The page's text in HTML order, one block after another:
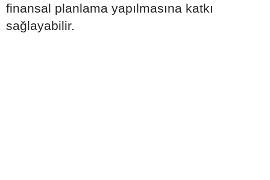
finansal planlama yapılmasına katkı
sağlayabilir.